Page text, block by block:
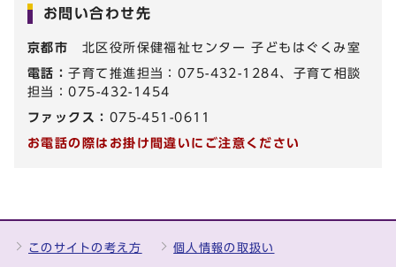
お問い合わせ先
京都市 北区役所保健福祉センター 子どもはぐくみ室
電話：子育て推進担当：075-432-1284、子育て相談
担当：075-432-1454
ファックス： 075-451-0611
お電話の際はお掛け間違いにご注意ください
このサイトの考え方 個人情報の取扱い